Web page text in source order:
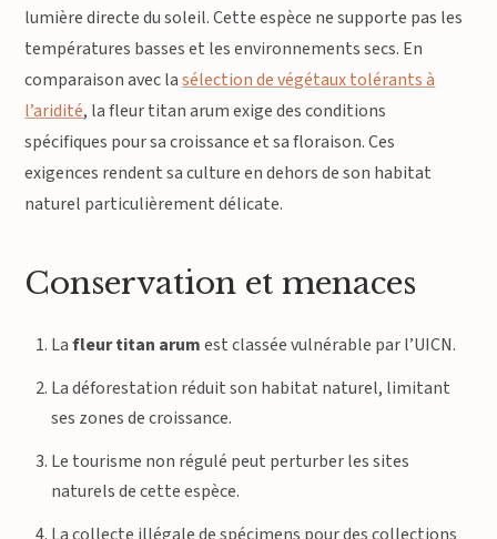
lumière directe du soleil. Cette espèce ne supporte pas les
températures basses et les environnements secs. En
comparaison avec lasélection de végétaux tolérants à
l’aridité, la fleur titan arum exige des conditions
spécifiques pour sa croissance et sa floraison. Ces
exigences rendent sa culture en dehors de son habitat
naturel particulièrement délicate.
Conservation et menaces
Lafleur titan arumest classée vulnérable par l’UICN.
La déforestation réduit son habitat naturel, limitant
ses zones de croissance.
Le tourisme non régulé peut perturber les sites
naturels de cette espèce.